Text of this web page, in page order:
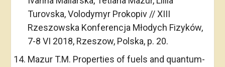
Turovska, Volodymyr Prokopiv // XIII
Rzeszowska Konferencja Młodych Fizyków,
7-8 VI 2018, Rzeszow, Polska, p. 20.
Mazur T.M. Properties of fuels and quantum-